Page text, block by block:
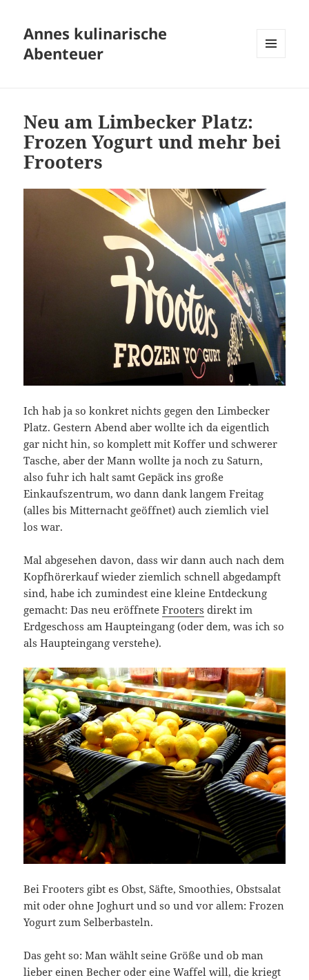
Annes kulinarische
Abenteuer
Neu am Limbecker Platz:
Frozen Yogurt und mehr bei
Frooters
Ich hab ja so konkret nichts gegen den Limbecker
Platz. Gestern Abend aber wollte ich da eigentlich
gar nicht hin, so komplett mit Koffer und schwerer
Tasche, aber der Mann wollte ja noch zu Saturn,
also fuhr ich halt samt Gepäck ins große
Einkaufszentrum, wo dann dank langem Freitag
(alles bis Mitternacht geöffnet) auch ziemlich viel
los war.
Mal abgesehen davon, dass wir dann auch nach dem
Kopfhörerkauf wieder ziemlich schnell abgedampft
sind, habe ich zumindest eine kleine Entdeckung
gemacht: Das neu eröffneteFrooters direkt im
Erdgeschoss am Haupteingang (oder dem, was ich so
als Haupteingang verstehe).
Bei Frooters gibt es Obst, Säfte, Smoothies, Obstsalat
mit oder ohne Joghurt und so und vor allem: Frozen
Yogurt zum Selberbasteln.
Das geht so: Man wählt seine Größe und ob man
lieber einen Becher oder eine Waffel will, die kriegt